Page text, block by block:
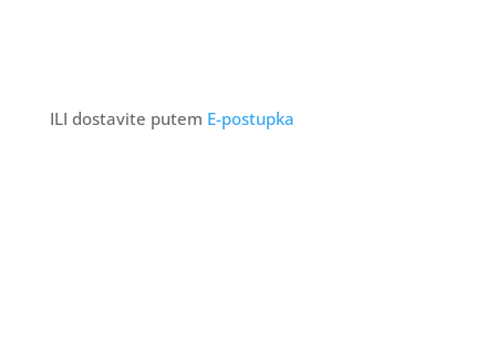
ILI dostavite putem E-postupka